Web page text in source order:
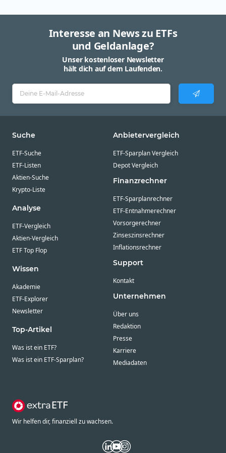
Interesse an News zu ETFs
und Geldanlage?
Unser kostenloser Newsletter
hält dich auf dem Laufenden.
Suche
ETF-Suche
ETF-Listen
Aktien-Suche
Krypto-Liste
Analyse
ETF-Vergleich
Aktien-Vergleich
ETF Top Flop
Wissen
Akademie
ETF-Explorer
Newsletter
Top-Artikel
Was ist ein ETF?
Was ist ein ETF-Sparplan?
Anbietervergleich
ETF-Sparplan Vergleich
Depot Vergleich
Finanzrechner
ETF-Sparplanrechner
ETF-Entnahmerechner
Vorsorgerechner
Zinseszinsrechner
Inflationsrechner
Support
Kontakt
Unternehmen
Über uns
Redaktion
Presse
Karriere
Mediadaten
Wir helfen dir, finanziell zu wachsen.